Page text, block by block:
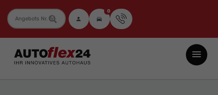
Fahrzeugnummer 0
Autoflex24
GmbH